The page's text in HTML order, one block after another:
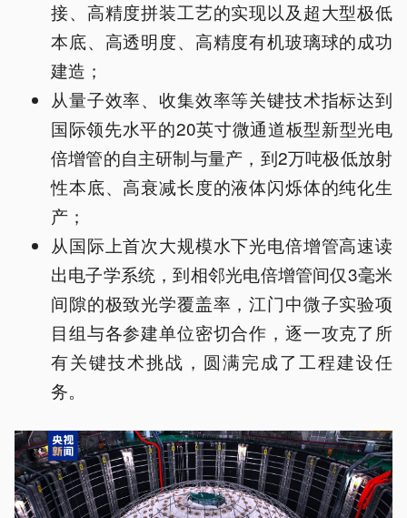
接、高精度拼装工艺的实现以及超大型极低
本底、高透明度、高精度有机玻璃球的成功
建造；
从量子效率、收集效率等关键技术指标达到
国际领先水平的20英寸微通道板型新型光电
倍增管的自主研制与量产，到2万吨极低放射
性本底、高衰减长度的液体闪烁体的纯化生
产；
从国际上首次大规模水下光电倍增管高速读
出电子学系统，到相邻光电倍增管间仅3毫米
间隙的极致光学覆盖率，江门中微子实验项
目组与各参建单位密切合作，逐一攻克了所
有关键技术挑战，圆满完成了工程建设任
务。